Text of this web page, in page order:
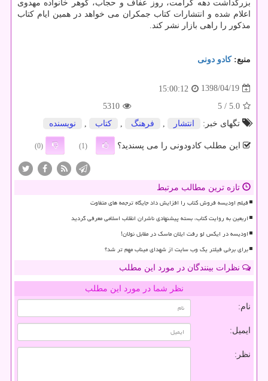
بزرگداشت دهه كرامت، روز عفاف و حجاب، گوهر خانواده مهدوی
اعلام شده و انتشارات كتاب جمكران می خواهد در همین ایام كتاب
مذكور را راهی بازار نشر كند.
منبع:كادو دونی
1398/04/19
15:00:12
5.0
/ 5
5310
تگهای خبر:
انتشار , فرهنگ , كتاب , نویسنده
این مطلب کادودونی را می پسندید؟ (1)
(0)
تازه ترین مطالب مرتبط
فیلم اودیسه فروش کتاب را افزایش داد جایگاه ترجمه های متفاوت
اربعین به روایت کتاب، بسته پیشنهادی ناشران انقلاب اسلامی معرفی گردید
اودیسه در ایکس لو رفت ایلان ماسک در مقابل نولان!
برای برخی فیلتر یک وب سایت از شهدای میناب مهم تر شد؟
نظرات بینندگان در مورد این مطلب
نظر شما در مورد این مطلب
نام:
ایمیل:
نظر: